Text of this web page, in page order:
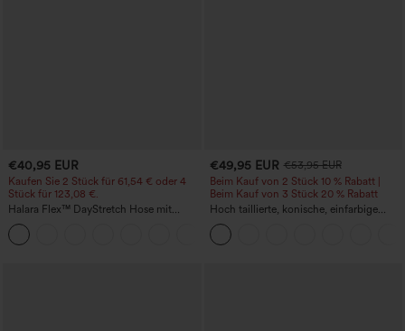
€40,95 EUR
Kaufen Sie 2 Stück für 61,54 € oder 4
Stück für 123,08 €.
Halara Flex™ DayStretch Hose mit
mittlerer Bundhöhe, seitlicher
Reißverschlusstasche und
Work‑Flare‑Schnitt
€49,95 EUR €53,95 EUR
Beim Kauf von 2 Stück 10 % Rabatt |
Beim Kauf von 3 Stück 20 % Rabatt
Hoch taillierte, konische, einfarbige
Anzughose mit Seitentaschen